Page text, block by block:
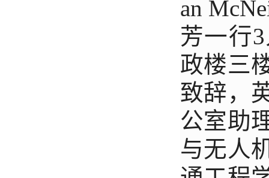
an
芳一行
政楼三
致辞，
公室助
与无人